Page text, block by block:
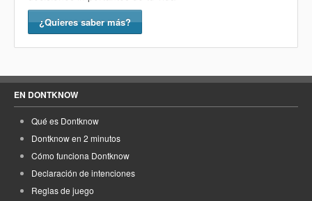
¿Quieres saber más?
EN DONTKNOW
Qué es Dontknow
Dontknow en 2 minutos
Cómo funciona Dontknow
Declaración de intenciones
Reglas de juego